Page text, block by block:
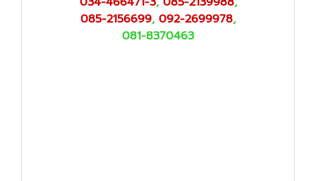
085-2156699, 092-2699978,
081-8370463